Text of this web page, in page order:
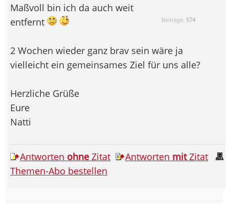
Beiträge: 574
Maßvoll bin ich da auch weit
entfernt
2 Wochen wieder ganz brav sein wäre ja
vielleicht ein gemeinsames Ziel für uns alle?
Herzliche Grüße
Eure
Natti
Antworten ohne Zitat Antworten mitZitat
Themen-Abo bestellen